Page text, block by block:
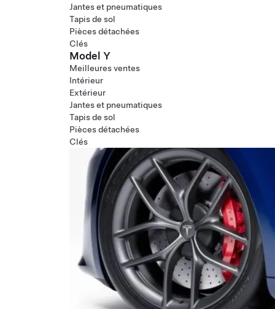
Jantes et pneumatiques
Tapis de sol
Pièces détachées
Clés
Model Y
Meilleures ventes
Intérieur
Extérieur
Jantes et pneumatiques
Tapis de sol
Pièces détachées
Clés